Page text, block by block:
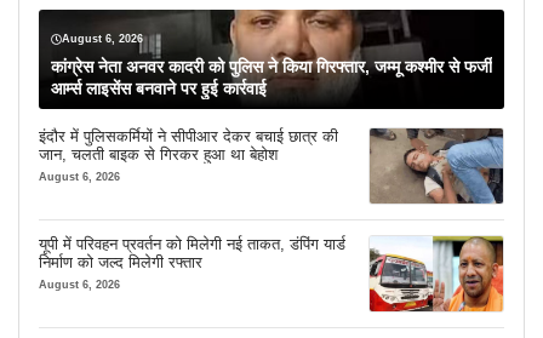
August 6, 2026
कांग्रेस नेता अनवर कादरी को पुलिस ने किया गिरफ्तार, जम्मू कश्मीर से फर्जी
आर्म्स लाइसेंस बनवाने पर हुई कार्रवाई
इंदौर में पुलिसकर्मियों ने सीपीआर देकर बचाई छात्र की
जान, चलती बाइक से गिरकर हुआ था बेहोश
August 6, 2026
यूपी में परिवहन प्रवर्तन को मिलेगी नई ताकत, डंपिंग यार्ड
निर्माण को जल्द मिलेगी रफ्तार
August 6, 2026